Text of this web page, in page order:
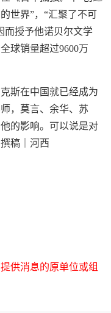
世界”，“汇聚了不可
而授予他诺贝尔文学
球销量超过9600万
斯在中国就已经成为
，莫言、余华、苏
的影响。可以说是对
稿｜河西
供消息的原单位或组